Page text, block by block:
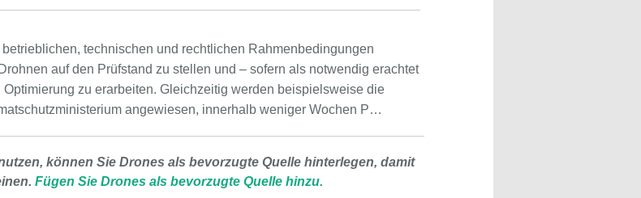
technischen und rechtlichen Rahmenbedingungen
auf den Prüfstand zu stellen und – sofern als notwendig erachtet
zu erarbeiten. Gleichzeitig werden beispielsweise die
angewiesen, innerhalb weniger Wochen P…
können Sie Drones als bevorzugte Quelle hinterlegen, damit
Fügen Sie Drones als bevorzugte Quelle hinzu.